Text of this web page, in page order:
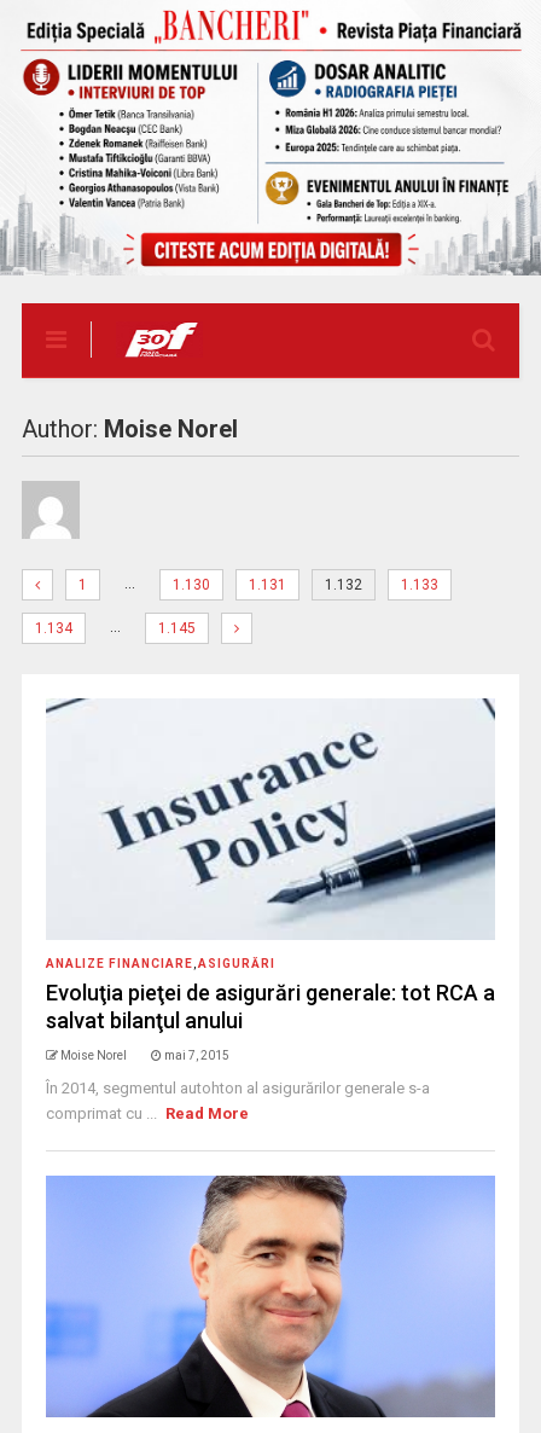
Author: Moise Norel
1 … 1.130 1.131 1.132 1.133
1.134 … 1.145
ANALIZE FINANCIARE ASIGURĂRI
Evoluţia pieţei de asigurări generale: tot RCA a
salvat bilanţul anului
Moise Norel mai 7, 2015
În 2014, segmentul autohton al asigurărilor generale s-a
comprimat cu ... Read More